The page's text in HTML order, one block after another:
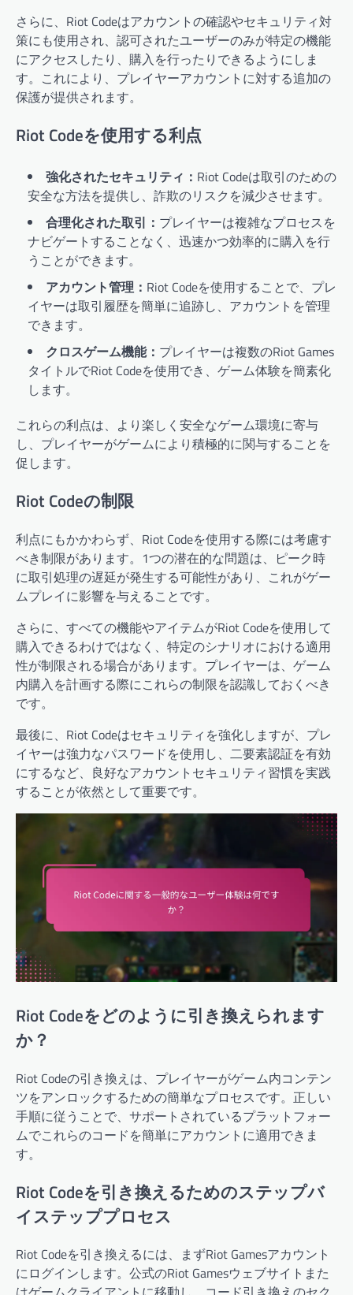
さらに、Riot Codeはアカウントの確認やセキュリティ対
策にも使用され、認可されたユーザーのみが特定の機能
にアクセスしたり、購入を行ったりできるようにしま
す。これにより、プレイヤーアカウントに対する追加の
保護が提供されます。
Riot Codeを使用する利点
強化されたセキュリティ： Riot Codeは取引のための
安全な方法を提供し、詐欺のリスクを減少させます。
合理化された取引： プレイヤーは複雑なプロセスを
ナビゲートすることなく、迅速かつ効率的に購入を行
うことができます。
アカウント管理： Riot Codeを使用することで、プレ
イヤーは取引履歴を簡単に追跡し、アカウントを管理
できます。
クロスゲーム機能： プレイヤーは複数のRiot Games
タイトルでRiot Codeを使用でき、ゲーム体験を簡素化
します。
これらの利点は、より楽しく安全なゲーム環境に寄与
し、プレイヤーがゲームにより積極的に関与することを
促します。
Riot Codeの制限
利点にもかかわらず、Riot Codeを使用する際には考慮す
べき制限があります。1つの潜在的な問題は、ピーク時
に取引処理の遅延が発生する可能性があり、これがゲー
ムプレイに影響を与えることです。
さらに、すべての機能やアイテムがRiot Codeを使用して
購入できるわけではなく、特定のシナリオにおける適用
性が制限される場合があります。プレイヤーは、ゲーム
内購入を計画する際にこれらの制限を認識しておくべき
です。
最後に、Riot Codeはセキュリティを強化しますが、プレ
イヤーは強力なパスワードを使用し、二要素認証を有効
にするなど、良好なアカウントセキュリティ習慣を実践
することが依然として重要です。
Riot Codeをどのように引き換えられます
か？
Riot Codeの引き換えは、プレイヤーがゲーム内コンテン
ツをアンロックするための簡単なプロセスです。正しい
手順に従うことで、サポートされているプラットフォー
ムでこれらのコードを簡単にアカウントに適用できま
す。
Riot Codeを引き換えるためのステップバ
イステッププロセス
Riot Codeを引き換えるには、まずRiot Gamesアカウント
にログインします。公式のRiot Gamesウェブサイトまた